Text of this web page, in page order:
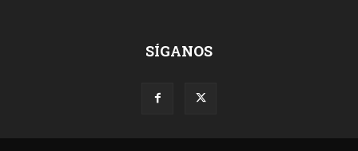
SÍGANOS